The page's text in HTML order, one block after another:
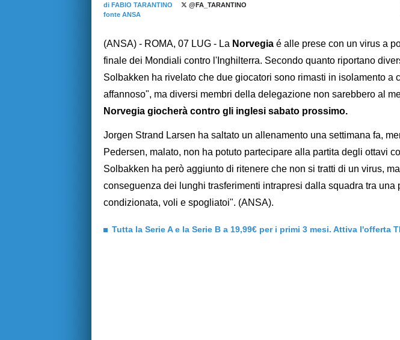
di FABIO TARANTINO
@FA_TARANTINO
fonte ANSA
(ANSA) - ROMA, 07 LUG - La Norvegia é alle prese con un virus a
finale dei Mondiali contro l'Inghilterra. Secondo quanto riportano
Solbakken ha rivelato che due giocatori sono rimasti in isolamento a
affannoso", ma diversi membri della delegazione non sarebbero al
Norvegia giocherà contro gli inglesi sabato prossimo.
Jorgen Strand Larsen ha saltato un allenamento una settimana fa,
Pedersen, malato, non ha potuto partecipare alla partita degli ottavi
Solbakken ha però aggiunto di ritenere che non si tratti di un virus,
conseguenza dei lunghi trasferimenti intrapresi dalla squadra tra una
condizionata, voli e spogliatoi". (ANSA).
Tutta la Serie A e la Serie B a 19,99€ per i primi 3 mesi. Attiva l'offerta